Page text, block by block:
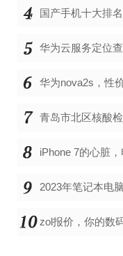
iPhone 7的心脏
zol报价，你的数